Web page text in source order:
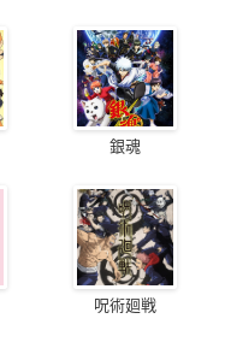
銀魂
呪術廻戦